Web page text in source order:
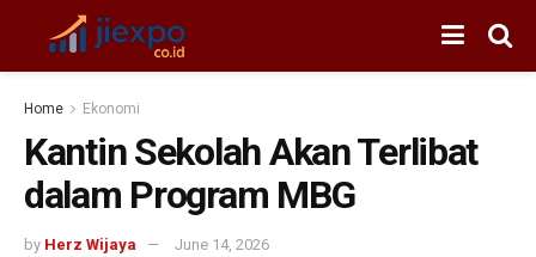
Home Ekonomi
Kantin Sekolah Akan Terlibat
dalam Program MBG
by Herz Wijaya June 14, 2026